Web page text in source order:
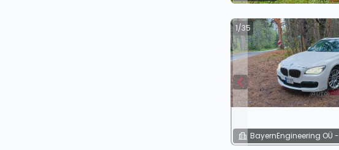
BayernEngineering OÜ -
1/35